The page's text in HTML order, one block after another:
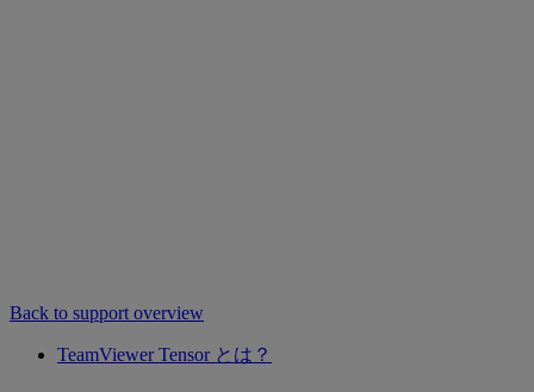
Back to support overview
TeamViewer Tensor とは？